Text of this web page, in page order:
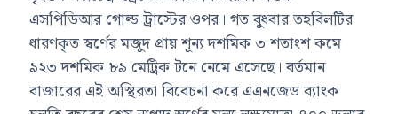
এসপিডিআর গোল্ড ট্রাস্টের ওপর। গত বুধবার তহবিলটির
ধারণকৃত স্বর্ণের মজুদ প্রায় শূন্য দশমিক ৩ শতাংশ কমে
৯২৩ দশমিক ৮৯ মেট্রিক টনে নেমে এসেছে। বর্তমান
বাজারের এই অস্থিরতা বিবেচনা করে এএনজেড ব্যাংক